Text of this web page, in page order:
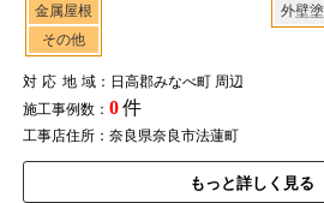
金属屋根
その他
外壁
対応地域：日高郡みなべ町 周辺
施工事例数： 0件
工事店住所：奈良県奈良市法蓮町
もっと詳しく見る